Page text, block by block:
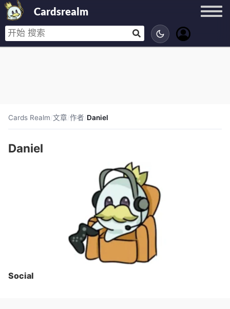
Cardsrealm
Cards Realm/文章/作者/Daniel
Daniel
Social